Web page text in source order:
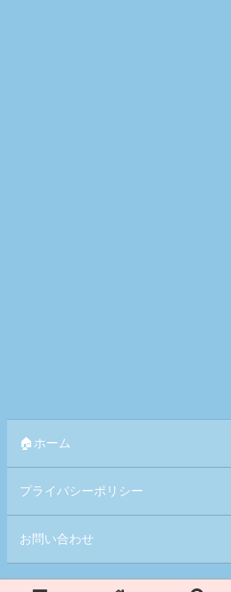
🏠ホーム
プライバシーポリシー
お問い合わせ